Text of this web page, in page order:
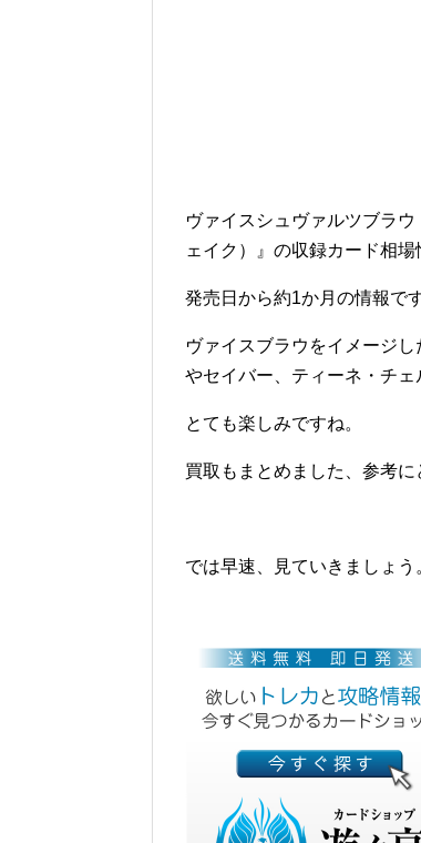
ヴァイスシュヴァルツブラ
ェイク）』の収録カード相場
発売日から約1か月の情報です
ヴァイスブラウをイメージ
やセイバー、ティーネ・チェ
とても楽しみですね。
買取もまとめました、参考に
では早速、見ていきましょう